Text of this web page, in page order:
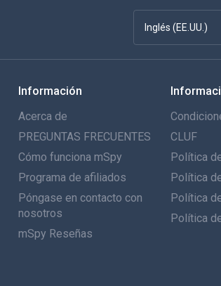
Inglés (EE.UU.)
Français
English
Português
Italiano
Información
Acerca de
PREGUNTAS FRECUENTES
Cómo funciona mSpy
Programa de afiliados
Póngase en contacto con
nosotros
mSpy Reseñas
CLUF
Política
Política
Política
Política